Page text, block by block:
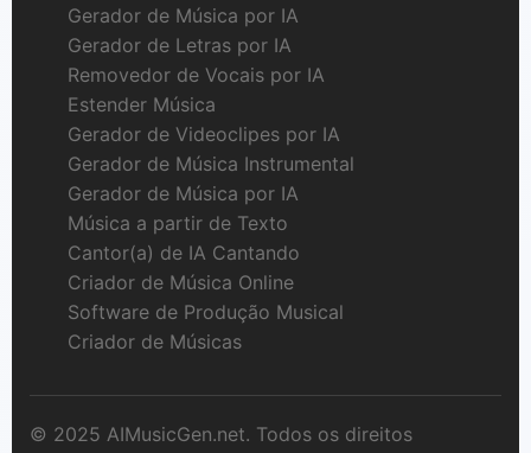
Gerador de Música por IA
Gerador de Letras por IA
Removedor de Vocais por IA
Estender Música
Gerador de Videoclipes por IA
Gerador de Música Instrumental
Gerador de Música por IA
Música a partir de Texto
Cantor(a) de IA Cantando
Criador de Música Online
Software de Produção Musical
Criador de Músicas
© 2025 AIMusicGen.net. Todos os direitos